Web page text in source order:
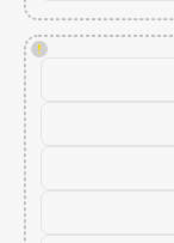
!